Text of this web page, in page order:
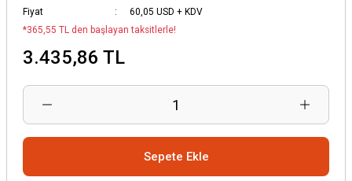
Fiyat
60,05 USD + KDV
*365,55 TL den başlayan taksitlerle!
3.435,86 TL
Sepete Ekle